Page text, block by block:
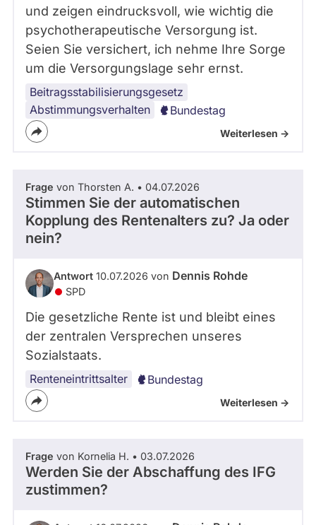
und zeigen eindrucksvoll, wie wichtig die
psychotherapeutische Versorgung ist.
Seien Sie versichert, ich nehme Ihre Sorge
um die Versorgungslage sehr ernst.
Beitragsstabilisierungsgesetz
Abstimmungsverhalten
Bundestag
Weiterlesen ->
Frage von Thorsten A. • 04.07.2026
Stimmen Sie der automatischen
Kopplung des Rentenalters zu? Ja oder
nein?
Antwort 10.07.2026 von Dennis Rohde
SPD
Die gesetzliche Rente ist und bleibt eines
der zentralen Versprechen unseres
Sozialstaats.
Renteneintrittsalter Bundestag
Weiterlesen ->
Frage von Kornelia H. • 03.07.2026
Werden Sie der Abschaffung des IFG
zustimmen?